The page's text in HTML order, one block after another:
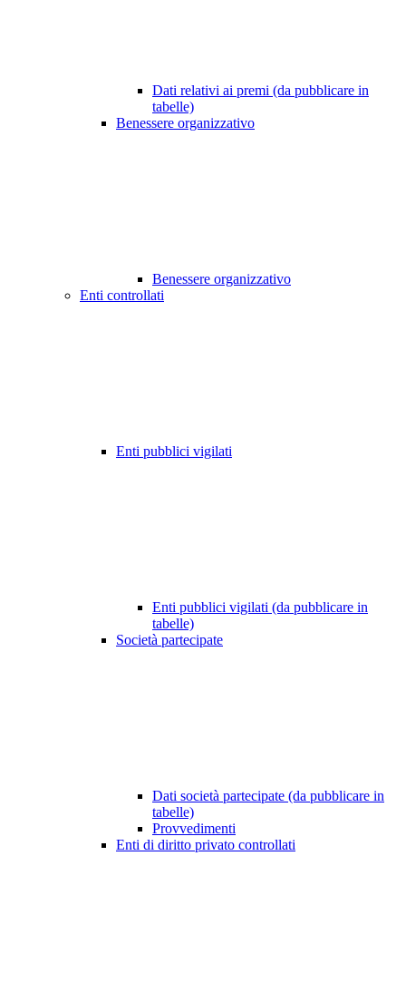
Dati relativi ai premi (da pubblicare in
tabelle)
Benessere organizzativo
Benessere organizzativo
Enti controllati
Enti pubblici vigilati
Enti pubblici vigilati (da pubblicare in
tabelle)
Società partecipate
Dati società partecipate (da pubblicare in
tabelle)
Provvedimenti
Enti di diritto privato controllati